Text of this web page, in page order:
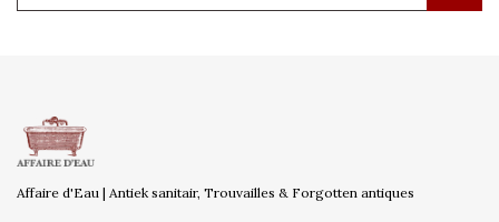
Affaire d'Eau | Antiek sanitair, Trouvailles & Forgotten antiques